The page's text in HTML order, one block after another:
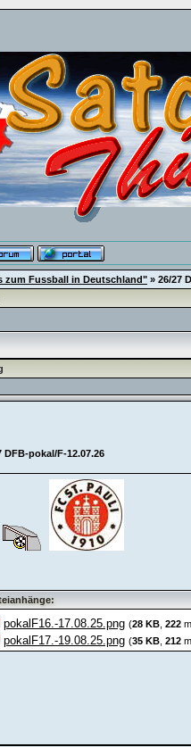
zum Fussball in Deutschland" » 26/27
DFB-pokal/F-12.07.26
pokalF16.-17.08.25.png (28 KB, 222
pokalF17.-19.08.25.png (35 KB, 212